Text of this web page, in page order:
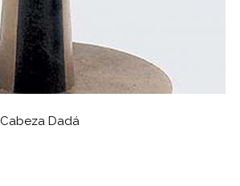
Cabeza Dadá